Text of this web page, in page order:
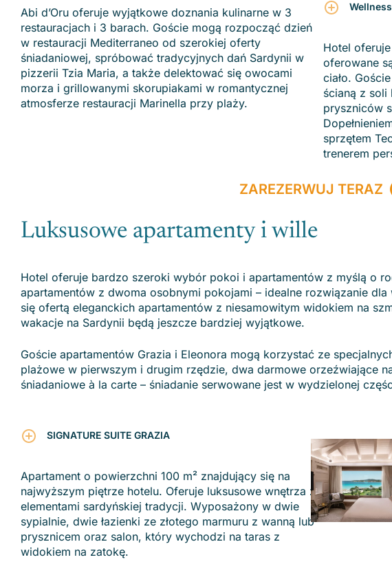
Abi d’Oru oferuje wyjątkowe doznania kulinarne w 3
restauracjach i 3 barach. Goście mogą rozpocząć dzień
w restauracji Mediterraneo od szerokiej oferty
śniadaniowej, spróbować tradycyjnych dań Sardynii w
pizzerii Tzia Maria, a także delektować się owocami
morza i grillowanymi skorupiakami w romantycznej
atmosferze restauracji Marinella przy plaży.
Hotel
oferowane
ciało.
ścianą z soli
pryszniców
sprzętem
trenerem
ZAREZERWUJ TERAZ
Luksusowe apartamenty i wille
Hotel oferuje bardzo szeroki wybór pokoi i apartamentów z myślą o
apartamentów z dwoma osobnymi pokojami – idealne rozwiązanie
się ofertą eleganckich apartamentów z niesamowitym widokiem na
wakacje na Sardynii będą jeszcze bardziej wyjątkowe.
Goście apartamentów Grazia i Eleonora mogą korzystać ze
plażowe w pierwszym i drugim rzędzie, dwa darmowe orzeźwiające
śniadaniowe à la carte – śniadanie serwowane jest w wydzielonej
SIGNATURE SUITE GRAZIA
Apartament o powierzchni 100 m² znajdujący się na
najwyższym piętrze hotelu. Oferuje luksusowe wnętrza z
elementami sardyńskiej tradycji. Wyposażony w dwie
sypialnie, dwie łazienki ze złotego marmuru z wanną lub
prysznicem oraz salon, który wychodzi na taras z
widokiem na zatokę.